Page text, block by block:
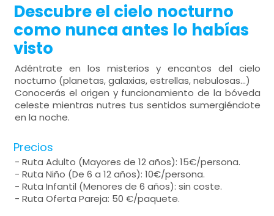
Descubre el cielo nocturno
como nunca antes lo habías
visto
Adéntrate en los misterios y encantos del cielo
nocturno (planetas, galaxias, estrellas, nebulosas...)
Conocerás el origen y funcionamiento de la bóveda
celeste mientras nutres tus sentidos sumergiéndote
en la noche.
Precios
- Ruta Adulto (Mayores de 12 años): 15€/persona.
- Ruta Niño (De 6 a 12 años): 10€/persona.
- Ruta Infantil (Menores de 6 años): sin coste.
- Ruta Oferta Pareja: 50 €/paquete.